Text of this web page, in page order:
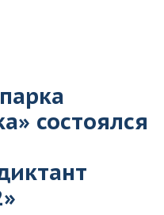
состоялся